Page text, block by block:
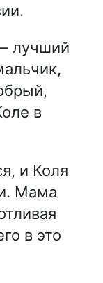
лучший
в
и Коля
Мама
в это